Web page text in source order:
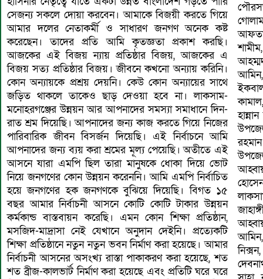
সেজন্য সকলে দোয়া করবেন। আমাকে বিজয়ী করতে গিয়ে
আমার দলের নেতাকর্মী ও সাধারণ জনগণ অনেক কষ্ট
করেছেন। তাদের প্রতি আমি কৃতজ্ঞতা প্রকাশ করছি।
আজকের এই বিজয় ন্যায় প্রতিষ্ঠার বিজয়, আজকের এ
বিজয় সত্য প্রতিষ্ঠার বিজয়। জীবনে কখনো অন্যায় করিনি।
কোন অন্যায়কে প্রশ্রয় দেয়নি। কেউ কোন অন্যায়ের সাথে
জড়িত থাকলে তাকেও ছাড় দেওয়া হবে না। লাকসাম-
মনোহরগঞ্জের উন্নয়ন আর আপনাদের সমস্যা সমাধানে দিন-
রাত শ্রম দিয়েছি। আপনাদের জন্য কাজ করতে গিয়ে নিজের
পারিবারিক জীবন বিসর্জন দিয়েছি। এই নির্বাচনে আমি
আপনাদের জন্য ব্যয় করা শ্রমের মূল্য পেয়েছি। অতীতে এই
আসনে যারা এমপি ছিল তারা মানুষকে ধোকা দিয়ে ভোট
নিয়ে জনগণের কোন উন্নয়ন করেননি। আমি এমপি নির্বাচিত
হয়ে জনগণের হক জনগণকে বুঝিয়ে দিয়েছি। বিগত ১৫
বছর আমার নির্বাচনী আসনে কোটি কোটি টাকার উন্নয়ন
কর্মকান্ড বাস্তবায়ন করেছি। এমন কোন শিক্ষা প্রতিষ্ঠান,
মসজিদ-মাদ্রাসা নেই যেখানে অনুদান দেইনি। প্রত্যেকটি
শিক্ষা প্রতিষ্ঠানে নতুন নতুন ভবন নির্মাণ করা হয়েছে। আমার
নির্বাচনী আসনের অসংখ্য রাস্তা পাকাকরণ করা হয়েছে, শত
শত ব্রীজ-কালভার্ট নির্মাণ করা হয়েছে এবং প্রতিটি ঘরে ঘরে
আহ্বায়ক